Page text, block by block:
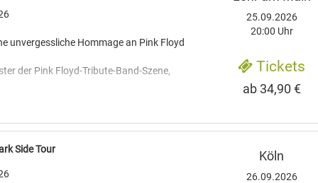
unvergessliche Hommage an Pink Floyd
der Pink Floyd-Tribute-Band-Szene,
Bühnen. Mit ihrer unvergleichlichen
Live-Performance
25.09.2026
20:00 Uhr
Tickets
ab 34,90 €
Side Tour Köln
26.09.2026